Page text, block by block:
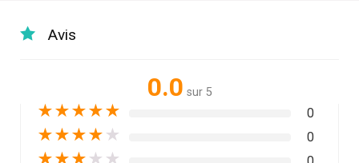
Avis
0.0 sur 5
★★★★★ 0
★★★★ ★ 0
★★★ ★ ★